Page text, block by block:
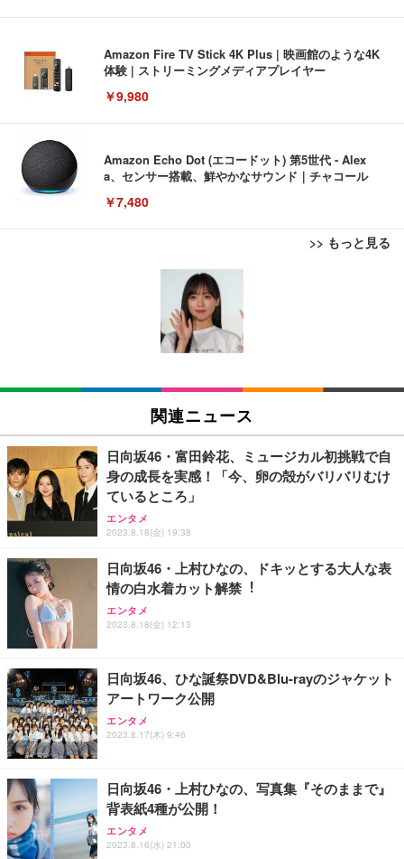
Amazon Fire TV Stick 4K Plus | 映画館のような4K
体験 | ストリーミングメディアプレイヤー
￥9,980
Amazon Echo Dot (エコードット) 第5世代 - Alex
a、センサー搭載、鮮やかなサウンド｜チャコール
￥7,480
>> もっと見る
[EdoErgo] オフィスチェア 椅子 テレワーク 疲れな
い 跳ね上げ式アームレスト コンパクト 約105度ロッ
キング pc 事務椅子 360度回転 座面昇降 強化ナイロ
ン樹脂ベース 通気性メッシュ 在宅ワーク H-WY01
(黒網+黒枠+黒足)
SIHOO B100 オフィスチェア／デスクチェア メッシ
ュチェア 人間工学 疲れない ブラック
￥27,999
Sezlife オフィスチェア デスクチェア 疲れない テレ
ワーク チェア 強化バックレスト 30度ロッキング機
能 人間工学 椅子 腰サポート 90度跳ね上げ式アーム
レスト 3Dヘッドレスト ハンガー付き 高反発クッシ
務用 おしゃれ パソコンチェア (ブラック)
Sezlife オフィスチェア デスクチェア 疲れない テレ
ワーク チェア 強化バックレスト 30度ロッキング機
能 人間工学 椅子 腰サポート 90度跳ね上げ式アーム
務用 おしゃれ パソコンチェア (ホワイト)
ANDWINT オフィスチェア デスクチェア 肘なし メ
ッシュ 通気性 ランバーサポート付き 腰サポート ガ
ス圧無段階昇降 360度回転 キャスター付き コンパク
EIZO ビジネス向けプレミアムモニター | FlexScan
EV3240X-WT | 31.5型4K UHD・USB Type-C・ホワ
￥105,595
EIZO ビジネス向けプレミアムモニター | FlexScan
￥109,572
【純正品】27"ゲーミングモニター DualSense 充電
フック付き（CFI-ZDM1J）
￥49,979
【整備済み品】Dell E2724HS 27インチ 液晶モニタ
ー フルHD（1920×1080）VA 非光沢 HDMI/DisplayP
ort/VGA スピーカー内蔵 高さ調整 スイベル VESA対
【MiniLED/24.5inch/280Hz/FHD】GRAPHT THE S
HOOTER Gaming Monitor 24” Essential ゲーミン
グモニター QD 24.5インチ 1ms FHD 量子ドット 残
Amazonベーシック ペットシーツ 薄型 レギュラー 1
回使い捨て 無香料 ホワイト 300枚
Amazonベーシック ペットシーツ 厚型 ワイド 42枚
x2袋(84枚) ホワイト(吸収面:ライトブルー)
￥3,234
ネオ・ルーライフ ネオ・オムツ L 中型犬用 26枚入
り 単品
￥1,800
Smart Basic(スマートベーシック) 【Amazon.co.jp
限定】 Smart Basic アイリスオーヤマ ペットシーツ
超厚型 お徳用 ワイド 100枚入 (x 1) (ケース販売)
アイリスオーヤマ ペットシーツ 超厚型 お徳用 レギ
ュラー 200枚入【Amazon.co.jp限定】
関連ニュース
日向坂46・富田鈴花、ミュージカル初挑戦で自
身の成長を実感！「今、卵の殻がバリバリむけ
ているところ」
エンタメ
2023.8.18(金) 19:38
日向坂46・上村ひなの、ドキッとする⼤⼈な表
情の⽩⽔着カット解禁︕
エンタメ
2023.8.18(金) 12:13
日向坂46、ひな誕祭DVD&Blu-rayのジャケット
アートワーク公開
エンタメ
2023.8.17(木) 9:46
日向坂46・上村ひなの、写真集『そのままで』
背表紙4種が公開！
エンタメ
2023.8.16(水) 21:00